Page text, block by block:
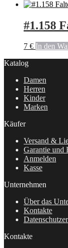
#1.158
7 € In den
Katalog
Damen
Herren
Kinder
Marken
Käufer
Versand &
Garantie und
Anmelden
Kasse
Unternehmen
Über das
Kontakte
Kontakte